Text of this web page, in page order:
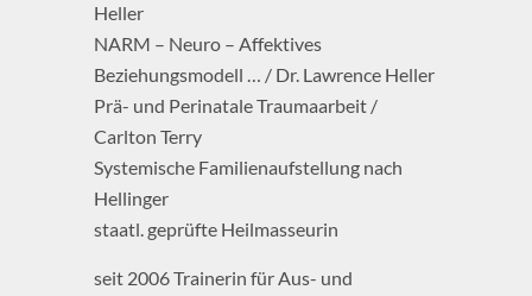
Heller
NARM – Neuro – Affektives
Beziehungsmodell … / Dr. Lawrence Heller
Prä- und Perinatale Traumaarbeit /
Carlton Terry
Systemische Familienaufstellung nach
Hellinger
staatl. geprüfte Heilmasseurin
seit 2006 Trainerin für Aus- und